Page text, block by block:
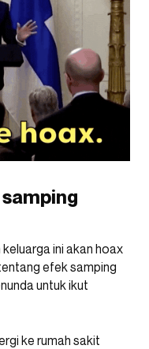
ini akan hoax
efek samping
untuk ikut
ke rumah sakit